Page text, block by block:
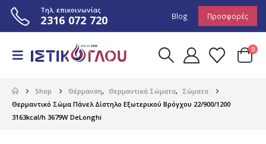
Τηλ. επικοινωνίας
2316 072 720 Blog Προσφορές
0
Shop Θέρμανση, Θερμαντικά Σώματα, Σώματα
Θερμαντικό Σώμα Πάνελ Δίστηλο Εξωτερικού Βρόγχου 22/900/1200
3163kcal/h 3679W DeLonghi